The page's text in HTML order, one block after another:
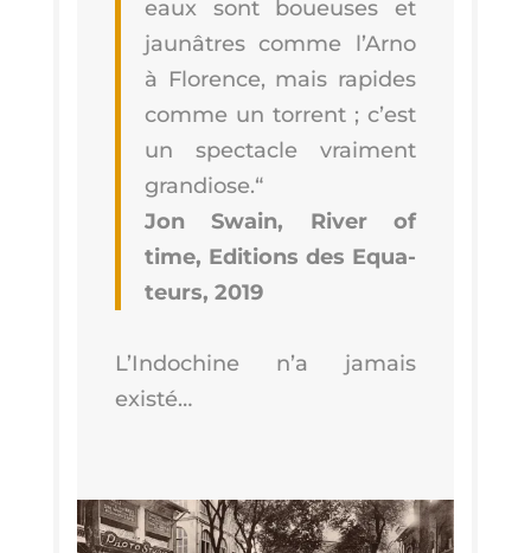
eaux sont boueuses et
jau­nâtres comme l’Ar­no
à Flo­rence, mais rapides
comme un tor­rent ; c’est
un spec­tacle vrai­ment
gran­diose.“
Jon Swain, River of
time, Edi­tions des Equa­
teurs, 2019
L’In­do­chine n’a jamais
existé…